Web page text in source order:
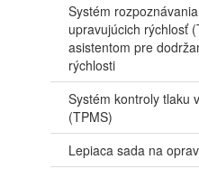
Systém
upravujúcich rýchlosť
asistentom pre
rýchlosti
Systém kontroly tlaku
(TPMS)
Lepiaca sada na